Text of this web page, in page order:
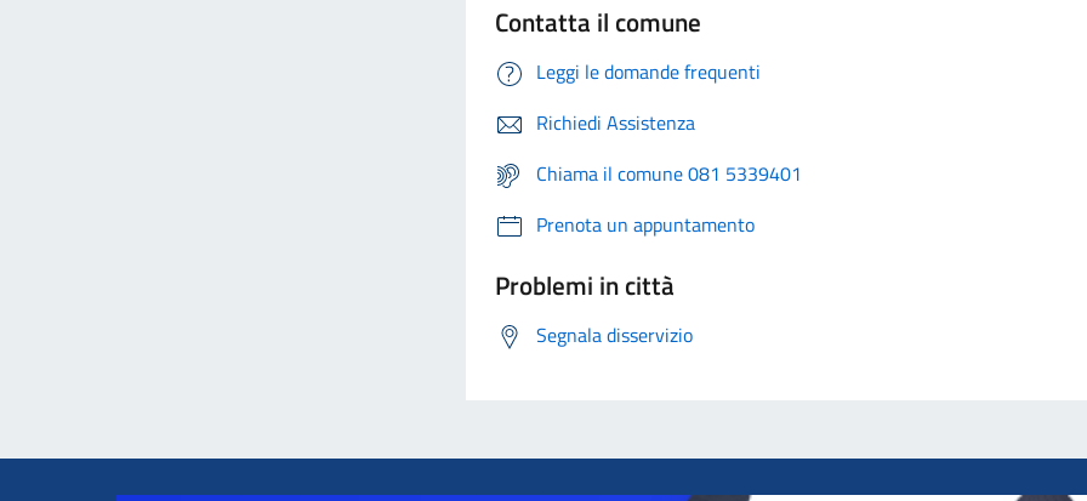
Contatta il comune
Leggi le domande frequenti
Richiedi Assistenza
Chiama il comune 081 5339401
Prenota un appuntamento
Problemi in città
Segnala disservizio